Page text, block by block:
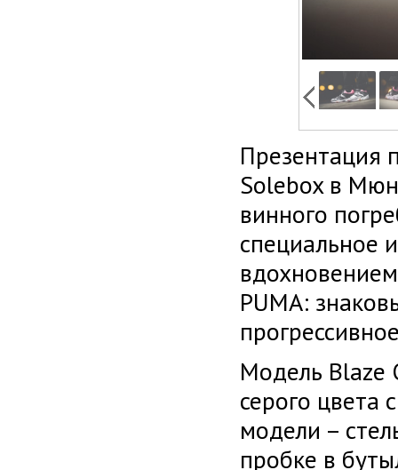
Презентация
Solebox в
винного
специальное
PUMA:
Модель Blaze
серого цвета
модели –
пробке в